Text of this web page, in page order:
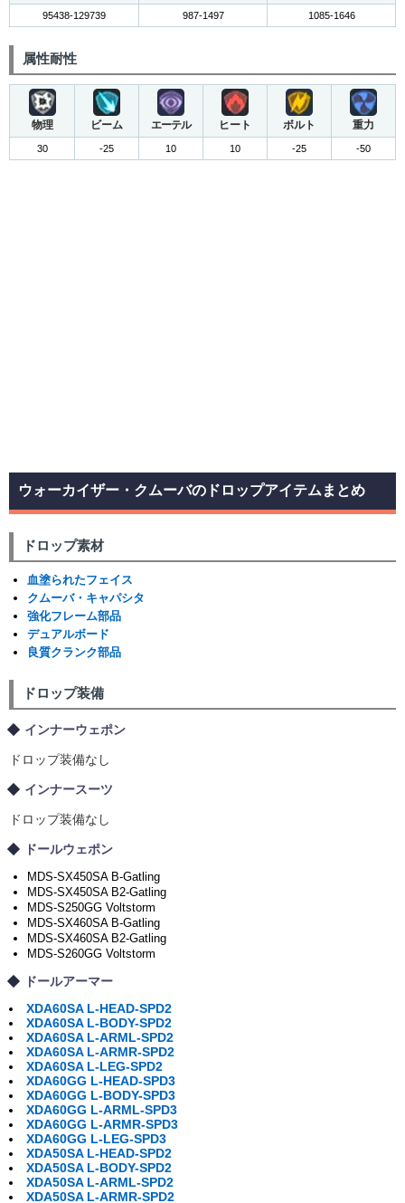
95438-129739 987-1497 1085-1646
属性耐性
物理 ビーム エーテル ヒート ボルト 重力
30 -25 10 10 -25 -50
ウォーカイザー・クムーバのドロップアイテムまとめ
ドロップ素材
血塗られたフェイス
クムーバ・キャパシタ
強化フレーム部品
デュアルボード
良質クランク部品
ドロップ装備
インナーウェポン
ドロップ装備なし
インナースーツ
ドロップ装備なし
ドールウェポン
MDS-SX450SA B-Gatling
MDS-SX450SA B2-Gatling
MDS-S250GG Voltstorm
MDS-SX460SA B-Gatling
MDS-SX460SA B2-Gatling
MDS-S260GG Voltstorm
ドールアーマー
XDA60SA L-HEAD-SPD2
XDA60SA L-BODY-SPD2
XDA60SA L-ARML-SPD2
XDA60SA L-ARMR-SPD2
XDA60SA L-LEG-SPD2
XDA60GG L-HEAD-SPD3
XDA60GG L-BODY-SPD3
XDA60GG L-ARML-SPD3
XDA60GG L-ARMR-SPD3
XDA60GG L-LEG-SPD3
XDA50SA L-HEAD-SPD2
XDA50SA L-BODY-SPD2
XDA50SA L-ARML-SPD2
XDA50SA L-ARMR-SPD2